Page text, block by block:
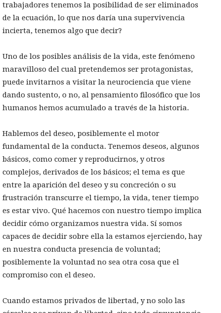
trabajadores tenemos la posibilidad de ser eliminados
de la ecuación, lo que nos daría una supervivencia
incierta, tenemos algo que decir?
Uno de los posibles análisis de la vida, este fenómeno
maravilloso del cual pretendemos ser protagonistas,
puede invitarnos a visitar la neurociencia que viene
dando sustento, o no, al pensamiento filosófico que los
humanos hemos acumulado a través de la historia.
Hablemos del deseo, posiblemente el motor
fundamental de la conducta. Tenemos deseos, algunos
básicos, como comer y reproducirnos, y otros
complejos, derivados de los básicos; el tema es que
entre la aparición del deseo y su concreción o su
frustración transcurre el tiempo, la vida, tener tiempo
es estar vivo. Qué hacemos con nuestro tiempo implica
decidir cómo organizamos nuestra vida. Sí somos
capaces de decidir sobre ella la estamos ejerciendo, hay
en nuestra conducta presencia de voluntad;
posiblemente la voluntad no sea otra cosa que el
compromiso con el deseo.
Cuando estamos privados de libertad, y no solo las